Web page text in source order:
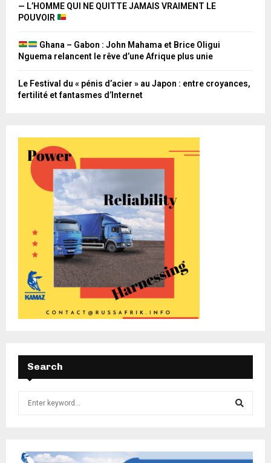
— L’HOMME QUI NE QUITTE JAMAIS VRAIMENT LE
POUVOIR
Ghana – Gabon : John Mahama et Brice Oligui
Nguema relancent le rêve d’une Afrique plus unie
Le Festival du « pénis d’acier » au Japon : entre croyances,
fertilité et fantasmes d’Internet
Search